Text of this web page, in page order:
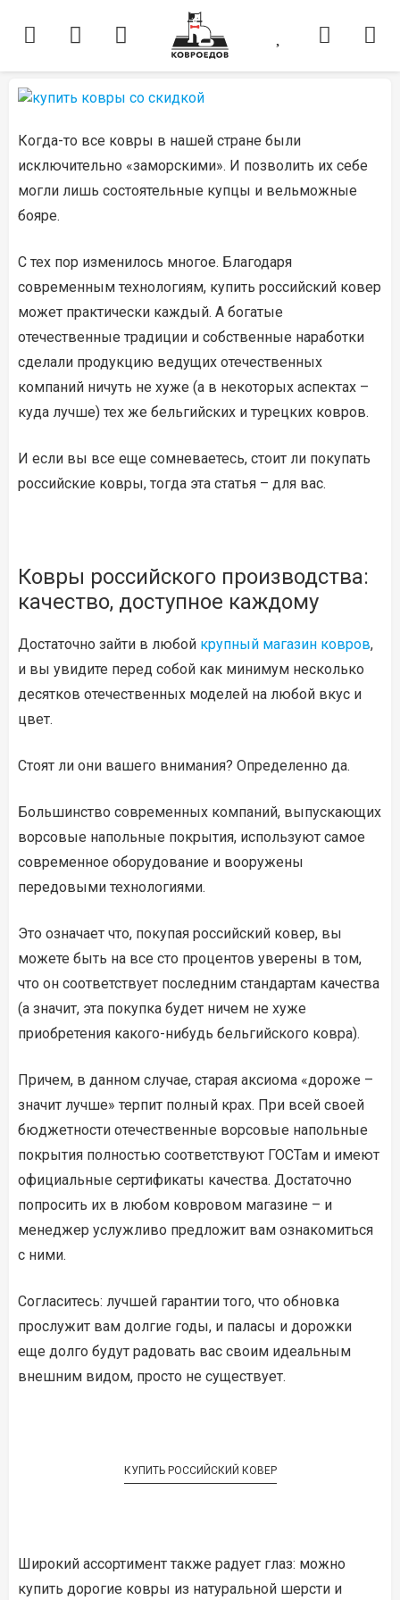
Когда-то все ковры в нашей стране были
исключительно «заморскими». И позволить их себе
могли лишь состоятельные купцы и вельможные
бояре.
С тех пор изменилось многое. Благодаря
современным технологиям, купить российский ковер
может практически каждый. А богатые
отечественные традиции и собственные наработки
сделали продукцию ведущих отечественных
компаний ничуть не хуже (а в некоторых аспектах –
куда лучше) тех же бельгийских и турецких ковров.
И если вы все еще сомневаетесь, стоит ли покупать
российские ковры, тогда эта статья – для вас.
Ковры российского производства:
качество, доступное каждому
Достаточно зайти в любой крупный магазин ковров,
и вы увидите перед собой как минимум несколько
десятков отечественных моделей на любой вкус и
цвет.
Стоят ли они вашего внимания? Определенно да.
Большинство современных компаний, выпускающих
ворсовые напольные покрытия, используют самое
современное оборудование и вооружены
передовыми технологиями.
Это означает что, покупая российский ковер, вы
можете быть на все сто процентов уверены в том,
что он соответствует последним стандартам качества
(а значит, эта покупка будет ничем не хуже
приобретения какого-нибудь бельгийского ковра).
Причем, в данном случае, старая аксиома «дороже –
значит лучше» терпит полный крах. При всей своей
бюджетности отечественные ворсовые напольные
покрытия полностью соответствуют ГОСТам и имеют
официальные сертификаты качества. Достаточно
попросить их в любом ковровом магазине – и
менеджер услужливо предложит вам ознакомиться
с ними.
Согласитесь: лучшей гарантии того, что обновка
прослужит вам долгие годы, и паласы и дорожки
еще долго будут радовать вас своим идеальным
внешним видом, просто не существует.
КУПИТЬ РОССИЙСКИЙ КОВЕР
Широкий ассортимент также радует глаз: можно
купить дорогие ковры из натуральной шерсти и